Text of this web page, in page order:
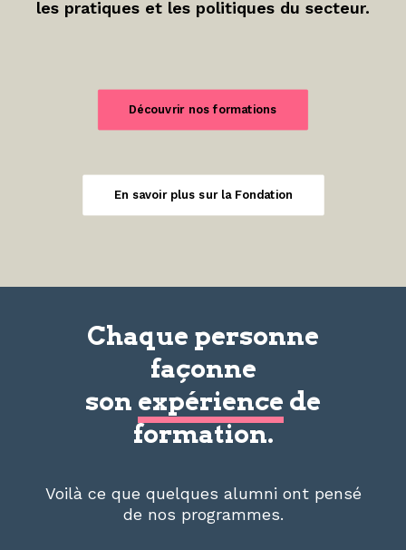
les pratiques et les politiques du secteur.
Découvrir nos formations
En savoir plus sur la Fondation
Chaque personne
façonne
son expérience de
formation.
Voilà ce que quelques alumni ont pensé
de nos programmes.